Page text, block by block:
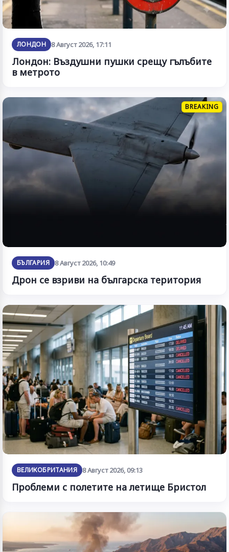
ЛОНДОН 8 Август 2026, 17:11
Лондон: Въздушни пушки срещу гълъбите
в метрото
BREAKING
БЪЛГАРИЯ 8 Август 2026, 10:49
Дрон се взриви на българска територия
ВЕЛИКОБРИТАНИЯ 8 Август 2026, 09:13
Проблеми с полетите на летище Бристол